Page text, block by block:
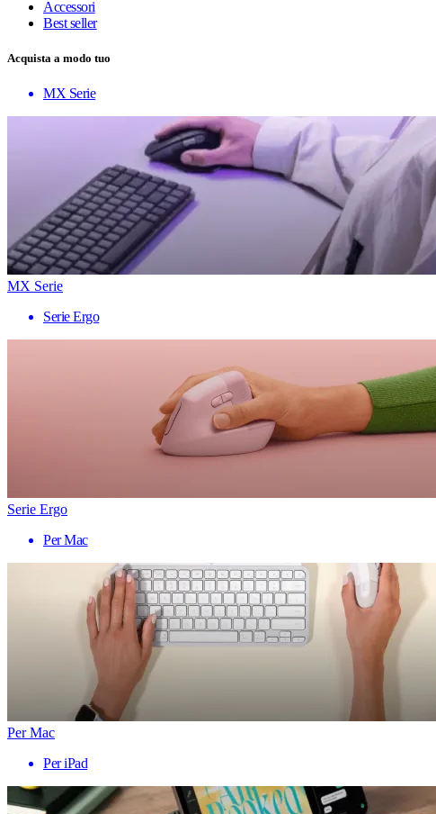
Accessori
Best seller
Acquista a modo tuo
MX Serie
MX Serie
Serie Ergo
Serie Ergo
Per Mac
Per Mac
Per iPad